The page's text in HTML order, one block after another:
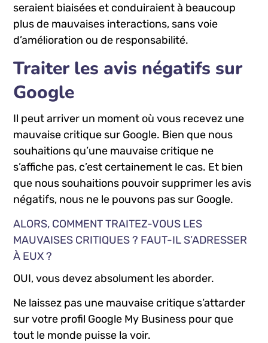
seraient biaisées et conduiraient à beaucoup
plus de mauvaises interactions, sans voie
d’amélioration ou de responsabilité.
Traiter les avis négatifs sur
Google
Il peut arriver un moment où vous recevez une
mauvaise critique sur Google. Bien que nous
souhaitions qu’une mauvaise critique ne
s’affiche pas, c’est certainement le cas. Et bien
que nous souhaitions pouvoir supprimer les avis
négatifs, nous ne le pouvons pas sur Google.
ALORS, COMMENT TRAITEZ-VOUS LES
MAUVAISES CRITIQUES ? FAUT-IL S’ADRESSER
À EUX ?
OUI, vous devez absolument les aborder.
Ne laissez pas une mauvaise critique s’attarder
sur votre profil Google My Business pour que
tout le monde puisse la voir.